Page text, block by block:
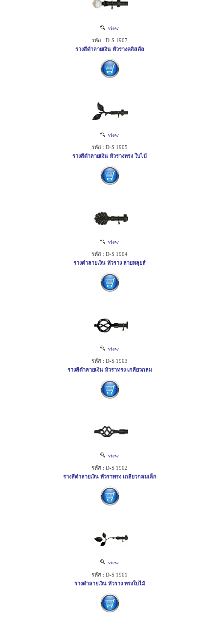
view
รหัส : D-S 1907
รางสีดำลายเงิน หัวรางคลิสตัล
view
รหัส : D-S 1905
รางสีดำลายเงิน หัวรางทรง ใบไม้
view
รหัส : D-S 1904
รางดำลายเงิน หัวราง ลายหลุยส์
view
รหัส : D-S 1903
รางสีดำลายเงิน หัวราทรง เกลียวกลม
view
รหัส : D-S 1902
รางสีดำลายเงิน หัวราทรง เกลียวกลมเล็ก
view
รหัส : D-S 1901
รางดำลายเงิน หัวราง ทรงใบไม้